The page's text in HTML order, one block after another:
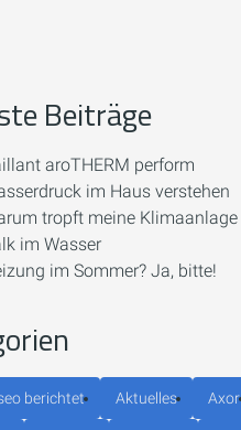
Beiträge
aroTHERM perform
im Haus verstehen
tropft meine Klimaanlage
im Wasser
im Sommer? Ja, bitte!
berichtet Aktuelles Axor